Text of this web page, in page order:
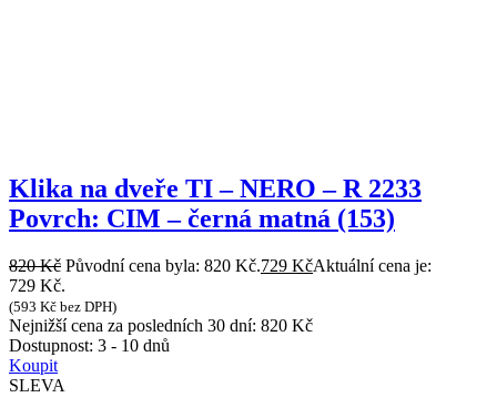
Klika na dveře TI – NERO – R 2233
Povrch: CIM – černá matná (153)
820Kč Původní cena byla: 820 Kč.729 KčAktuální cena je:
729 Kč.
(593 Kč bez DPH)
Nejnižší cena za posledních 30 dní: 820 Kč
Dostupnost: 3 - 10 dnů
Koupit
SLEVA